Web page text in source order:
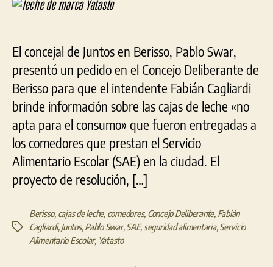
El concejal de Juntos en Berisso, Pablo Swar,
presentó un pedido en el Concejo Deliberante de
Berisso para que el intendente Fabián Cagliardi
brinde información sobre las cajas de leche «no
apta para el consumo» que fueron entregadas a
los comedores que prestan el Servicio
Alimentario Escolar (SAE) en la ciudad. El
proyecto de resolución, […]
Etiquetas
Berisso, cajas de leche, comedores, Concejo Deliberante, Fabián
Cagliardi,Juntos,Pablo Swar,SAE, seguridad alimentaria,Servicio
Alimentario Escolar, Yatasto